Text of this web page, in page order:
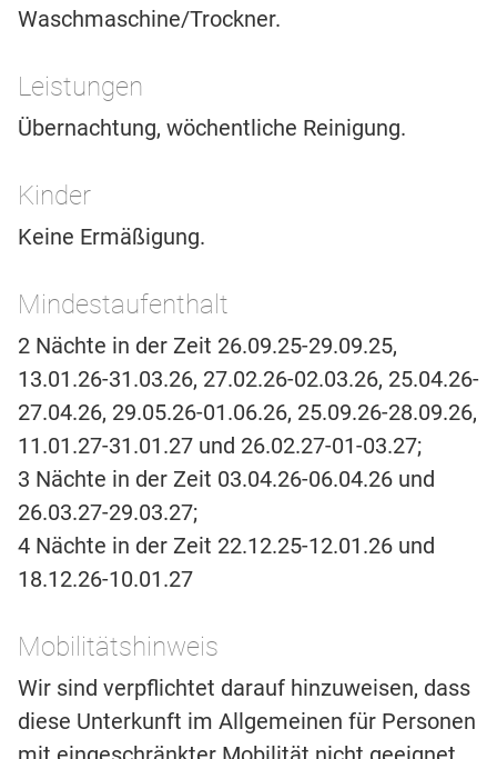
Waschmaschine/Trockner.
Leistungen
Übernachtung, wöchentliche Reinigung.
Kinder
Keine Ermäßigung.
Mindestaufenthalt
2 Nächte in der Zeit 26.09.25-29.09.25,
13.01.26-31.03.26, 27.02.26-02.03.26, 25.04.26-
27.04.26, 29.05.26-01.06.26, 25.09.26-28.09.26,
11.01.27-31.01.27 und 26.02.27-01-03.27;
3 Nächte in der Zeit 03.04.26-06.04.26 und
26.03.27-29.03.27;
4 Nächte in der Zeit 22.12.25-12.01.26 und
18.12.26-10.01.27
Mobilitätshinweis
Wir sind verpflichtet darauf hinzuweisen, dass
diese Unterkunft im Allgemeinen für Personen